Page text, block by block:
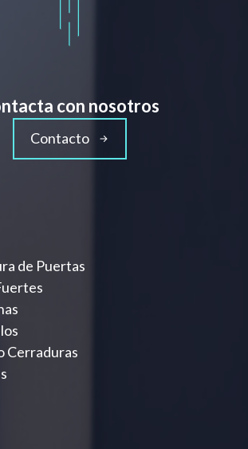
con nosotros
Contacto
de Puertas
Cerraduras